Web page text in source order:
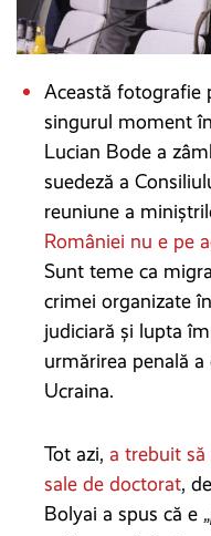
Această fotografie
singurul moment
Lucian Bode a
suedeză a
reuniune a
României nu e pe
Sunt teme ca
crimei organizate
judiciară şi lupta
urmărirea penală
Ucraina.
Tot azi, a trebuit să
sale de doctorat,
Bolyai a spus că e „